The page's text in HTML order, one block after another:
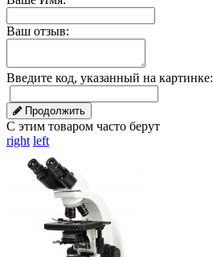
Ваш отзыв:
Введите код, указанный на картинке:
Продолжить
С этим товаром часто берут
right left